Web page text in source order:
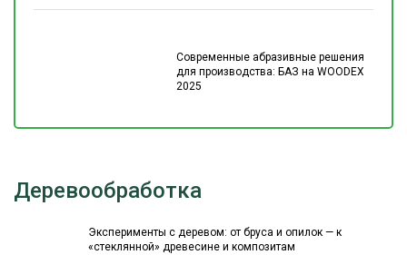
Современные абразивные решения
для производства: БАЗ на WOODEX
2025
Деревообработка
Эксперименты с деревом: от бруса и опилок — к
«стеклянной» древесине и композитам